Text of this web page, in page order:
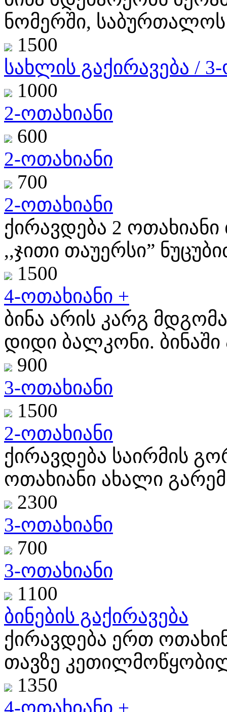
ნომერში,
1500
სახლის გაქირავება /
1000
2-ოთახიანი
600
2-ოთახიანი
700
2-ოთახიანი
ქირავდება 2
,,ჯითი თაუერსი”
1500
4-ოთახიანი +
ბინა არის კარგ
დიდი ბალკონი. ბინაში
900
3-ოთახიანი
1500
2-ოთახიანი
ქირავდება საირმის
ოთახიანი ახალი
2300
3-ოთახიანი
700
3-ოთახიანი
1100
ბინების გაქირავება
ქირავდება ერთ
თავზე
1350